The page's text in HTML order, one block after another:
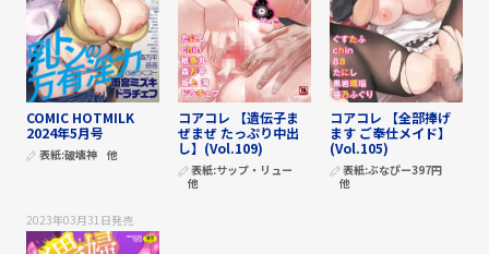
COMIC HOTMILK
2024年5月号
表紙:破壊神 他
コアコレ 【遺伝子ま
ぜまぜ たっぷり中出
し】(Vol.109)
表紙:サップ・リュー
他
コアコレ 【全部捧げ
ます ご奉仕メイド】
(Vol.105)
表紙:ぶなぴー397円
他
2023年03月31日発売